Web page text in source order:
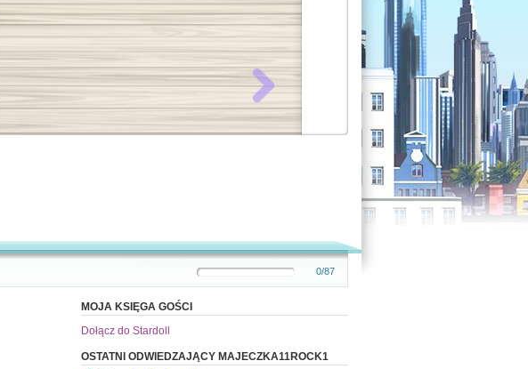
0/87
MOJA KSIĘGA GOŚCI
Dołącz do Stardoll
OSTATNI ODWIEDZAJĄCY MAJECZKA11ROCK1